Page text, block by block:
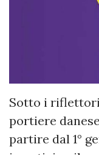
Sotto i
portiere
partire dal 1°